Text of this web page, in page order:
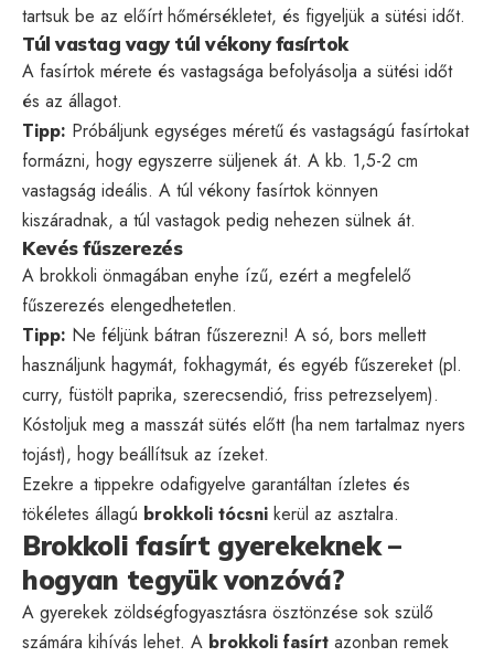
tartsuk be az előírt hőmérsékletet, és figyeljük a sütési időt.
Túl vastag vagy túl vékony fasírtok
A fasírtok mérete és vastagsága befolyásolja a sütési időt
és az állagot.
Tipp: Próbáljunk egységes méretű és vastagságú fasírtokat
formázni, hogy egyszerre süljenek át. A kb. 1,5-2 cm
vastagság ideális. A túl vékony fasírtok könnyen
kiszáradnak, a túl vastagok pedig nehezen sülnek át.
Kevés fűszerezés
A brokkoli önmagában enyhe ízű, ezért a megfelelő
fűszerezés elengedhetetlen.
Tipp: Ne féljünk bátran fűszerezni! A só, bors mellett
használjunk hagymát, fokhagymát, és egyéb fűszereket (pl.
curry, füstölt paprika, szerecsendió, friss petrezselyem).
Kóstoljuk meg a masszát sütés előtt (ha nem tartalmaz nyers
tojást), hogy beállítsuk az ízeket.
Ezekre a tippekre odafigyelve garantáltan ízletes és
tökéletes állagú brokkoli tócsni kerül az asztalra.
Brokkoli fasírt gyerekeknek –
hogyan tegyük vonzóvá?
A gyerekek zöldségfogyasztásra ösztönzése sok szülő
számára kihívás lehet. A brokkoli fasírt azonban remek